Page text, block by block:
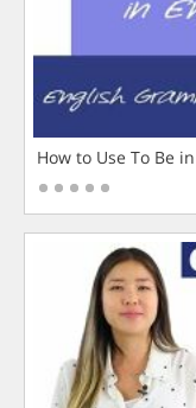
How to Use To Be